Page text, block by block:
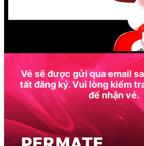
Vé sẽ được gửi qua email
tất đăng ký. Vui lòng kiểm
để nhận vé.